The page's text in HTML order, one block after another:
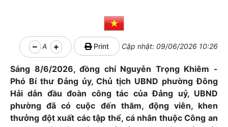
A Print Cập nhật: 09/06/2026 10:26
Sáng 8/6/2026, đồng chí Nguyễn Trọng Khiêm -
Phó Bí thư Đảng ủy, Chủ tịch UBND phường Đông
Hải dẫn đầu đoàn công tác của Đảng uỷ, UBND
phường đã có cuộc đến thăm, động viên, khen
thưởng đột xuất các tập thể, cá nhân thuộc Công an